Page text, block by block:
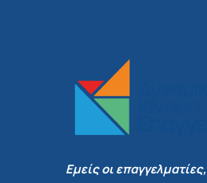
Εμείς οι επαγγελματίες,